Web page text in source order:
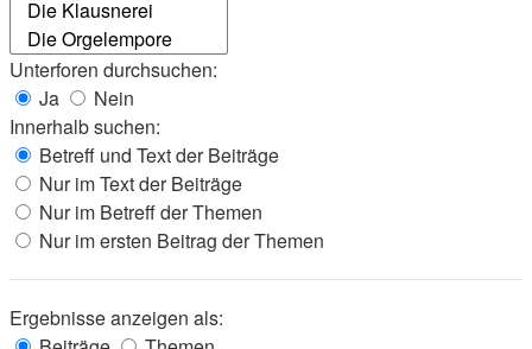
Unterforen durchsuchen:
Ja
Nein
Innerhalb suchen:
Betreff und Text der Beiträge
Nur im Text der Beiträge
Nur im Betreff der Themen
Nur im ersten Beitrag der Themen
Ergebnisse anzeigen als: